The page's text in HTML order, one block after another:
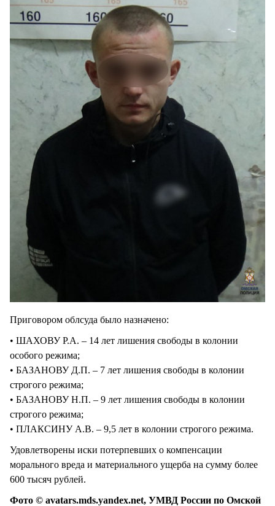
Приговором облсуда было назначено:
• ШАХОВУ Р.А. – 14 лет лишения свободы в колонии
особого режима;
• БАЗАНОВУ Д.П. – 7 лет лишения свободы в колонии
строгого режима;
• БАЗАНОВУ Н.П. – 9 лет лишения свободы в колонии
строгого режима;
• ПЛАКСИНУ А.В. – 9,5 лет в колонии строгого режима.
Удовлетворены иски потерпевших о компенсации
морального вреда и материального ущерба на сумму более
600 тысяч рублей.
Фото © avatars.mds.yandex.net, УМВД России по Омской